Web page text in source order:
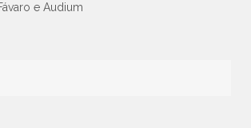
e Audium